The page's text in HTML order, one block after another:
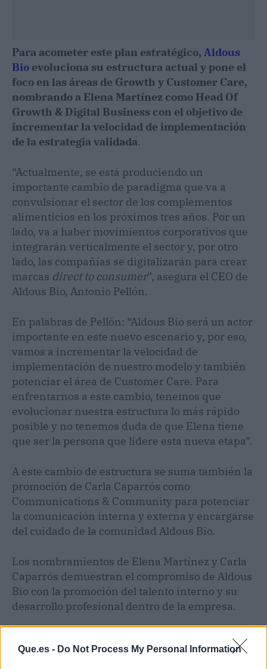
Que.es - Do Not Process My Personal Information
Para acometer este plan estratégico, Aldous
Bio evoluciona su estructura actual y pone el
foco en las áreas de Growth y Customer Care,
nombrando a Elena Martínez como Head Of
Growth & Digital Business con el objetivo de
incrementar la velocidad de implementación
de la estrategia validada.
“Actualmente, se está produciendo un
importante cambio de paradigma que va a
convulsionar el sector de los complementos
alimenticios en los próximos tres años. Por un
lado, va a haber movimientos corporativos que
integrarán verticalmente el sector y, por otro
lado, las compañías se digitalizarán para crear
marcas direct to consumer”, asegura el CEO de
Aldous Bio, Antonio Pellón.
En palabras de Pellón: “Aldous Bio será un actor
importante en este nuevo escenario y, por eso,
vamos a incrementar la velocidad de
implementación de nuestro modelo y también
potenciar el área de Customer Care. Para
enfrentarnos a este cambio, tenemos que
evolucionar nuestra estructura lo más rápido
posible y no tenemos duda de que Elena tiene
que ser la persona que lidere esta nueva etapa”.
A este cambio de estructura se suma también la
promoción de Carla Caparrós como
Communications & Community para potenciar
la comunicación interna y externa y encargarse
del cuidado de la comunidad Aldous Bio.
Los nombramientos de Elena Martínez y Carla
Caparrós demuestran el compromiso de Aldous
Bio con la promoción del talento interno y su
desarrollo profesional dentro de la empresa.
Artículo siguiente
Link Formación ofrece